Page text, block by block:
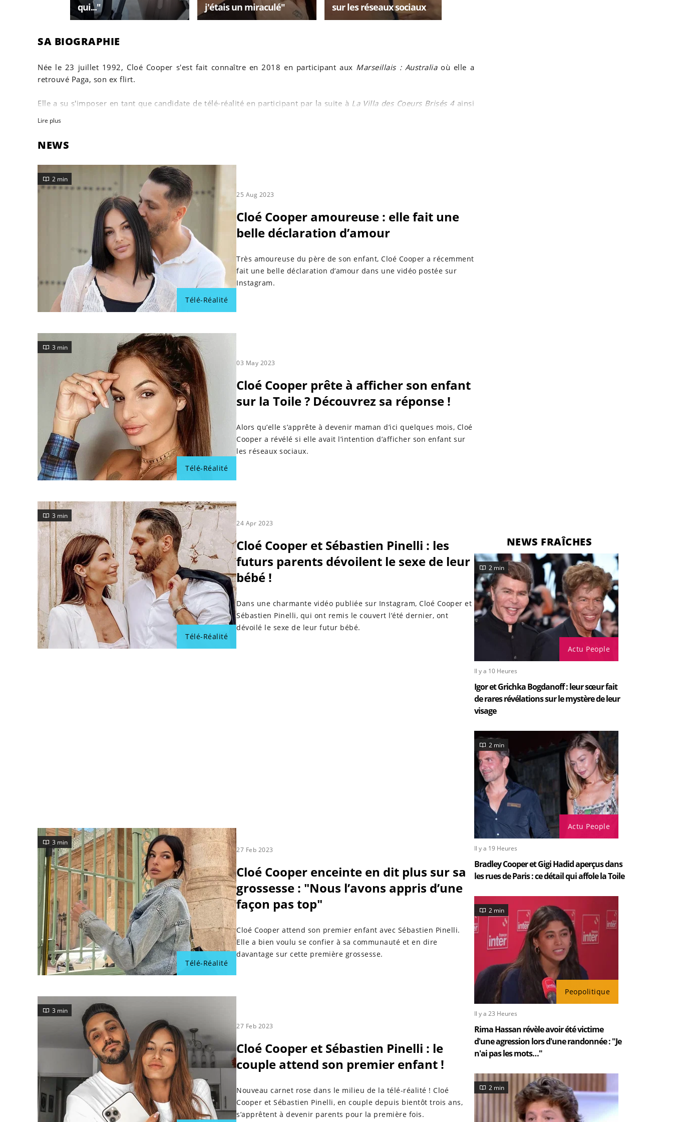
qui..."
j'étais un miraculé"
sur les réseaux sociaux
SA BIOGRAPHIE
Née le 23 juillet 1992, Cloé Cooper s'est fait connaître en 2018 en participant aux Marseillais : Australiaoù elle a
retrouvé Paga, son ex flirt.
Elle a su s'imposer en tant que candidate de télé-réalité en participant par la suite à La Villa des Coeurs Brisés 4ainsi
Lire plus
NEWS
Télé-Réalité
2 min
25 Aug 2023
Cloé Cooper amoureuse : elle fait une
belle déclaration d’amour
Très amoureuse du père de son enfant, Cloé Cooper a récemment
fait une belle déclaration d’amour dans une vidéo postée sur
Instagram.
Télé-Réalité
3 min
03 May 2023
Cloé Cooper prête à afficher son enfant
sur la Toile ? Découvrez sa réponse !
Alors qu’elle s’apprête à devenir maman d’ici quelques mois, Cloé
Cooper a révélé si elle avait l’intention d’afficher son enfant sur
les réseaux sociaux.
Télé-Réalité
3 min
24 Apr 2023
Cloé Cooper et Sébastien Pinelli : les
futurs parents dévoilent le sexe de leur
bébé !
Dans une charmante vidéo publiée sur Instagram, Cloé Cooper et
Sébastien Pinelli, qui ont remis le couvert l’été dernier, ont
dévoilé le sexe de leur futur bébé.
Télé-Réalité
3 min
27 Feb 2023
Cloé Cooper enceinte en dit plus sur sa
grossesse : "Nous l’avons appris d’une
façon pas top"
Cloé Cooper attend son premier enfant avec Sébastien Pinelli.
Elle a bien voulu se confier à sa communauté et en dire
davantage sur cette première grossesse.
3 min
27 Feb 2023
Cloé Cooper et Sébastien Pinelli : le
couple attend son premier enfant !
Nouveau carnet rose dans le milieu de la télé-réalité ! Cloé
Cooper et Sébastien Pinelli, en couple depuis bientôt trois ans,
s’apprêtent à devenir parents pour la première fois.
NEWS FRAÎCHES
Actu People
2 min
Il y a 10 Heures
Igor et Grichka Bogdanoff : leur sœur fait
de rares révélations sur le mystère de leur
visage
Actu People
2 min
Il y a 19 Heures
Bradley Cooper et Gigi Hadid aperçus dans
les rues de Paris : ce détail qui affole la Toile
Peopolitique
2 min
Il y a 23 Heures
Rima Hassan révèle avoir été victime
d'une agression lors d'une randonnée : "Je
n'ai pas les mots…"
2 min